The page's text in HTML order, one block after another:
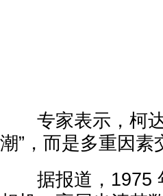
专家表示，柯达
潮”，而是多重因素
据报道，1975